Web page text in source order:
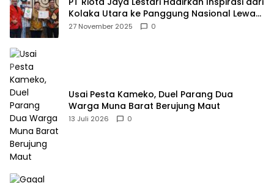
Kolaka Utara ke Panggung Nasional Lewat
Dua Penghargaan Bergengsi
27 November 2025 0
Usai Pesta Kameko, Duel Parang Dua
Warga Muna Barat Berujung Maut
13 Juli 2026 0